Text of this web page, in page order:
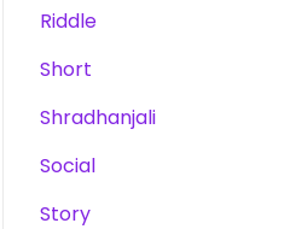
Riddle
Short
Shradhanjali
Social
Story